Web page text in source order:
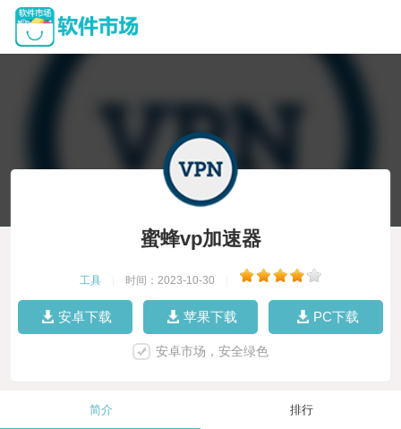
蜜蜂vp加速器
工具 时间：2023-10-30
安卓下载 苹果下载 PC下载
安卓市场，安全绿色
简介 排行